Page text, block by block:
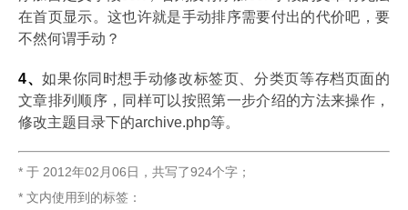
在首页显示。这也许就是手动排序需要付出的代价吧，要
不然何谓手动？
4、如果你同时想手动修改标签页、分类页等存档页面的
文章排列顺序，同样可以按照第一步介绍的方法来操作，
修改主题目录下的archive.php等。
* 于 2012年02月06日 ， 共写了924个字 ；
* 文内使用到的标签：